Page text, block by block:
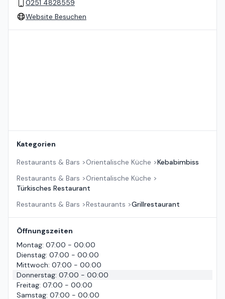
0251 4828559
Website Besuchen
Kategorien
Restaurants & Bars >Orientalische Küche >Kebabimbiss
Restaurants & Bars >Orientalische Küche >
Türkisches Restaurant
Restaurants & Bars >Restaurants >Grillrestaurant
Öffnungszeiten
Montag: 07:00 - 00:00
Dienstag: 07:00 - 00:00
Mittwoch: 07:00 - 00:00
Donnerstag: 07:00 - 00:00
Freitag: 07:00 - 00:00
Samstag: 07:00 - 00:00